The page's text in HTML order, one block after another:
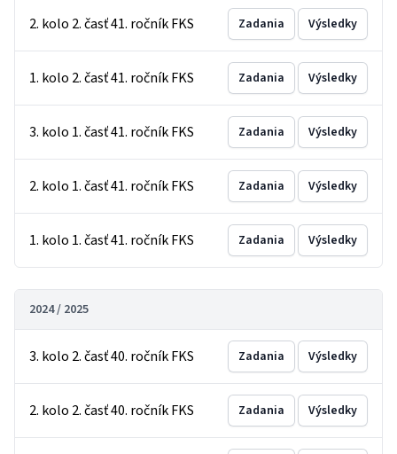
2. kolo 2. časť 41. ročník FKS Zadania Výsledky
1. kolo 2. časť 41. ročník FKS Zadania Výsledky
3. kolo 1. časť 41. ročník FKS Zadania Výsledky
2. kolo 1. časť 41. ročník FKS Zadania Výsledky
1. kolo 1. časť 41. ročník FKS Zadania Výsledky
2024 / 2025
3. kolo 2. časť 40. ročník FKS Zadania Výsledky
2. kolo 2. časť 40. ročník FKS Zadania Výsledky